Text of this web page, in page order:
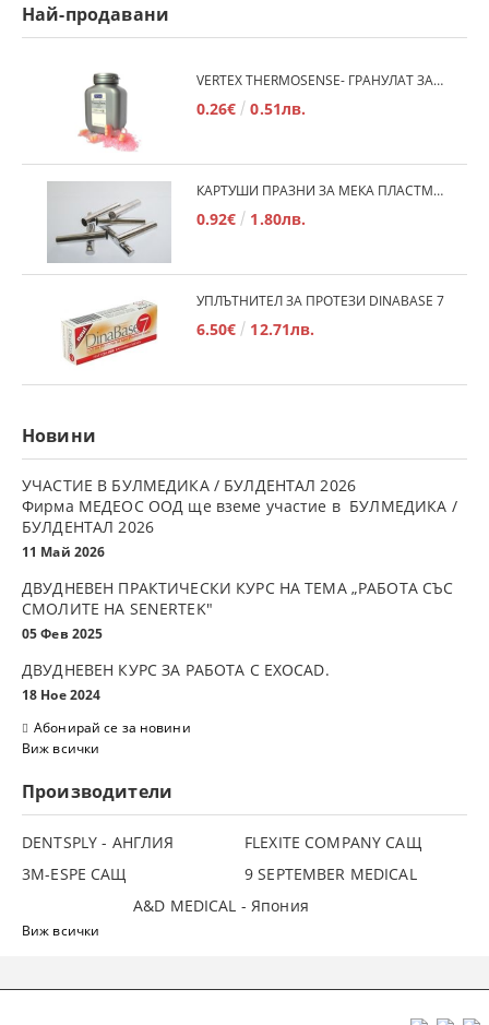
Най-продавани
VERTEX THERMOSENSE- ГРАНУЛАТ ЗА МЕКИ ПРОТЕЗИ
0.26€ 0.51лв.
КАРТУШИ ПРАЗНИ ЗА МЕКА ПЛАСТМАСА
0.92€ 1.80лв.
УПЛЪТНИТЕЛ ЗА ПРОТЕЗИ DINABASE 7
6.50€ 12.71лв.
Новини
УЧАСТИЕ В БУЛМЕДИКА / БУЛДЕНТАЛ 2026
Фирма МЕДЕОС ООД ще вземе участие в БУЛМЕДИКА /
БУЛДЕНТАЛ 2026
11 Май 2026
ДВУДНЕВЕН ПРАКТИЧЕСКИ КУРС НА ТЕМА „РАБОТА СЪС
СМОЛИТЕ НА SENERTEK"
05 Фев 2025
ДВУДНЕВЕН КУРС ЗА РАБОТА С ЕXOCAD.
18 Ное 2024
Абонирай се за новини
Виж всички
Производители
DENTSPLY - АНГЛИЯ
FLEXITE COMPANY САЩ
3М-ESPE САЩ
9 SEPTEMBER MEDICAL
A&D MEDICAL - Япония
Виж всички